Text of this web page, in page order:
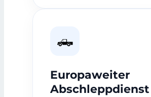
🛻
Europaweiter
Abschleppdienst